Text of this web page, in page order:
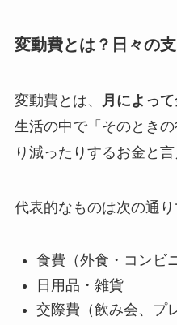
変動費とは？日々の
変動費とは、 月によっ
生活の中で「そのとき
り減ったりするお金と言
代表的なものは次の通り
食費（外食・コンビ
日用品・雑貨
交際費（飲み会、プ